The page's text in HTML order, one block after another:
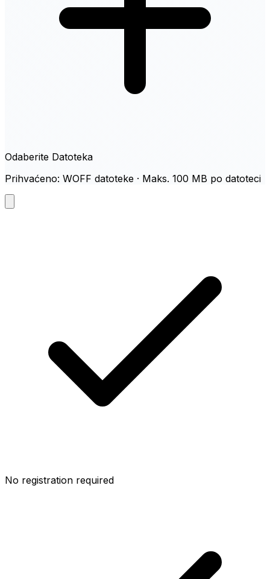
Odaberite Datoteka
Prihvaćeno: WOFF datoteke · Maks. 100 MB po datoteci
No registration required